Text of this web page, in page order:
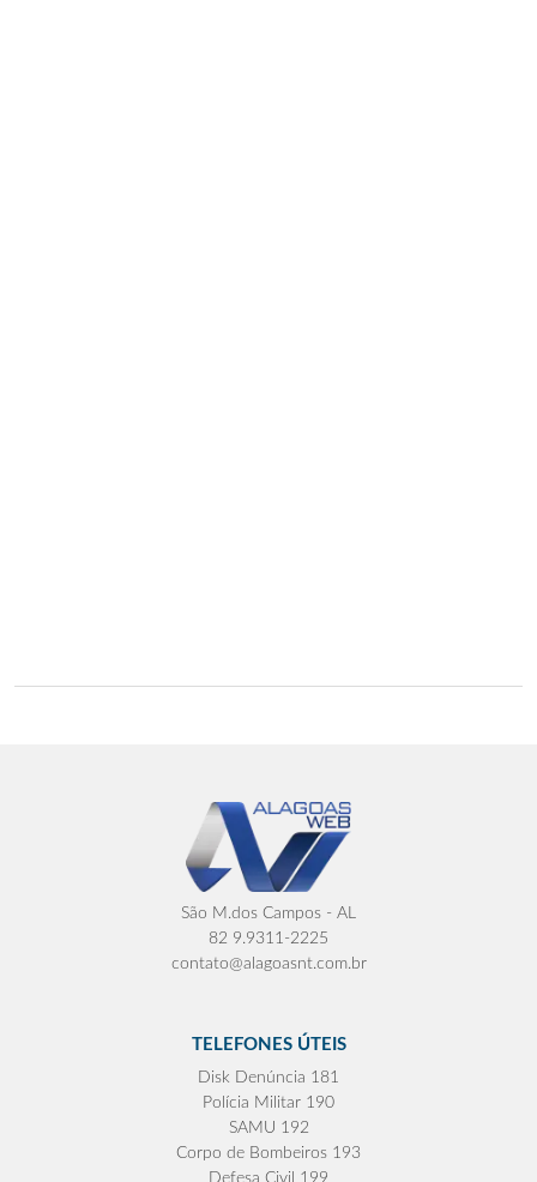
São M.dos Campos - AL
82 9.9311-2225
contato@alagoasnt.com.br
TELEFONES ÚTEIS
Disk Denúncia 181
Polícia Militar 190
SAMU 192
Corpo de Bombeiros 193
Defesa Civil 199